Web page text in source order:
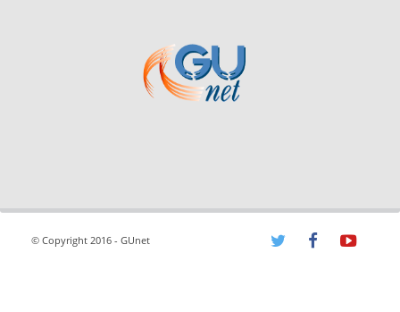
© Copyright 2016 - GUnet